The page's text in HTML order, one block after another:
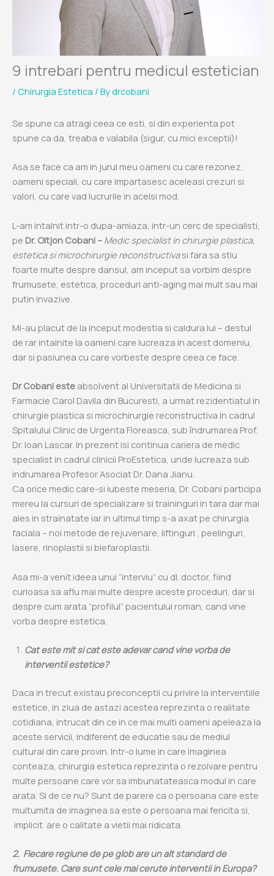
9 intrebari pentru medicul estetician
/ Chirurgia Estetica / Bydrcobani
Se spune ca atragi ceea ce esti, si din experienta pot
spune ca da, treaba e valabila (sigur, cu mici exceptii)!
Asa se face ca am in jurul meu oameni cu care rezonez,
oameni speciali, cu care impartasesc aceleasi crezuri si
valori, cu care vad lucrurile in acelsi mod.
L-am intalnit intr-o dupa-amiaza, intr-un cerc de specialisti,
pe Dr. Oltjon Cobani – Medic specialist in chirurgie plastica,
estetica si microchirurgie reconstructivasi fara sa stiu
foarte multe despre dansul, am inceput sa vorbim despre
frumusete, estetica, proceduri anti-aging mai mult sau mai
putin invazive.
Mi-au placut de la inceput modestia si caldura lui – destul
de rar intalnite la oameni care lucreaza in acest domeniu,
dar si pasiunea cu care vorbeste despre ceea ce face.
Dr Cobani este absolvent al Universitatii de Medicina si
Farmacie Carol Davila din Bucuresti, a urmat rezidentiatul in
chirurgie plastica si microchirurgie reconstructiva in cadrul
Spitalului Clinic de Urgenta Floreasca, sub îndrumarea Prof.
Dr. Ioan Lascar. In prezent isi continua cariera de medic
specialist in cadrul clinicii ProEstetica, unde lucreaza sub
indrumarea Profesor Asociat Dr. Dana Jianu.
Ca orice medic care-si iubeste meseria, Dr. Cobani participa
mereu la cursuri de specializare si traininguri in tara dar mai
ales in strainatate iar in ultimul timp s-a axat pe chirurgia
faciala – noi metode de rejuvenare, liftinguri , peelinguri,
lasere, rinoplastii si blefaroplastii.
Asa mi-a venit ideea unui “interviu” cu dl. doctor, fiind
curioasa sa aflu mai multe despre aceste proceduri, dar si
despre cum arata “profilul” pacientului roman, cand vine
vorba despre estetica.
Cat este mit si cat este adevar cand vine vorba de
interventii estetice?
Daca in trecut existau preconceptii cu privire la interventiile
estetice, in ziua de astazi acestea reprezinta o realitate
cotidiana, intrucat din ce in ce mai multi oameni apeleaza la
aceste servicii, indiferent de educatie sau de mediul
cultural din care provin. Intr-o lume in care imaginea
conteaza, chirurgia estetica reprezinta o rezolvare pentru
multe persoane care vor sa imbunatateasca modul in care
arata. Si de ce nu? Sunt de parere ca o persoana care este
multumita de imaginea sa este o persoana mai fericita si,
implicit are o calitate a vietii mai ridicata.
2. Fiecare regiune de pe glob are un alt standard de
frumusete. Care sunt cele mai cerute interventii in Europa?